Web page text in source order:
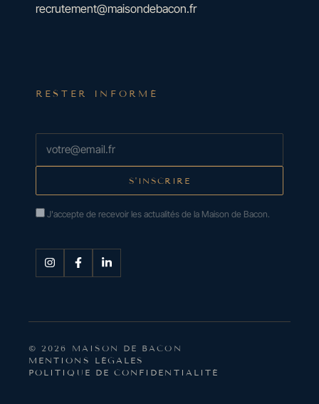
recrutement@maisondebacon.fr
RESTER INFORMÉ
J'accepte de recevoir les actualités de la Maison de Bacon.
© 2026 MAISON DE BACON
MENTIONS LÉGALES
POLITIQUE DE CONFIDENTIALITÉ